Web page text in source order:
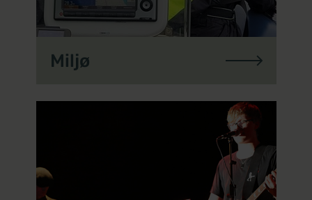
Miljø